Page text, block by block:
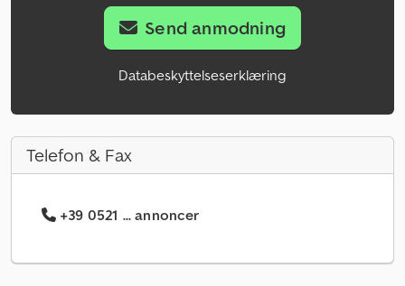
Send anmodning
Databeskyttelseserklæring
Telefon & Fax
+39 0521 ... annoncer